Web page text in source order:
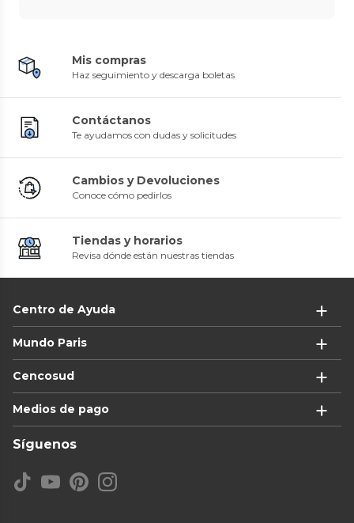
Mis compras
Haz seguimiento y descarga boletas
Contáctanos
Te ayudamos con dudas y solicitudes
Cambios y Devoluciones
Conoce cómo pedirlos
Tiendas y horarios
Revisa dónde están nuestras tiendas
Centro de Ayuda
Mundo Paris
Cencosud
Medios de pago
Síguenos